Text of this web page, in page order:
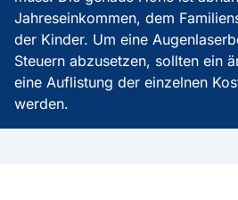
Jahreseinkommen, dem
der Kinder. Um eine
Steuern abzusetzen, sollten ein
eine Auflistung der einzelnen
werden.